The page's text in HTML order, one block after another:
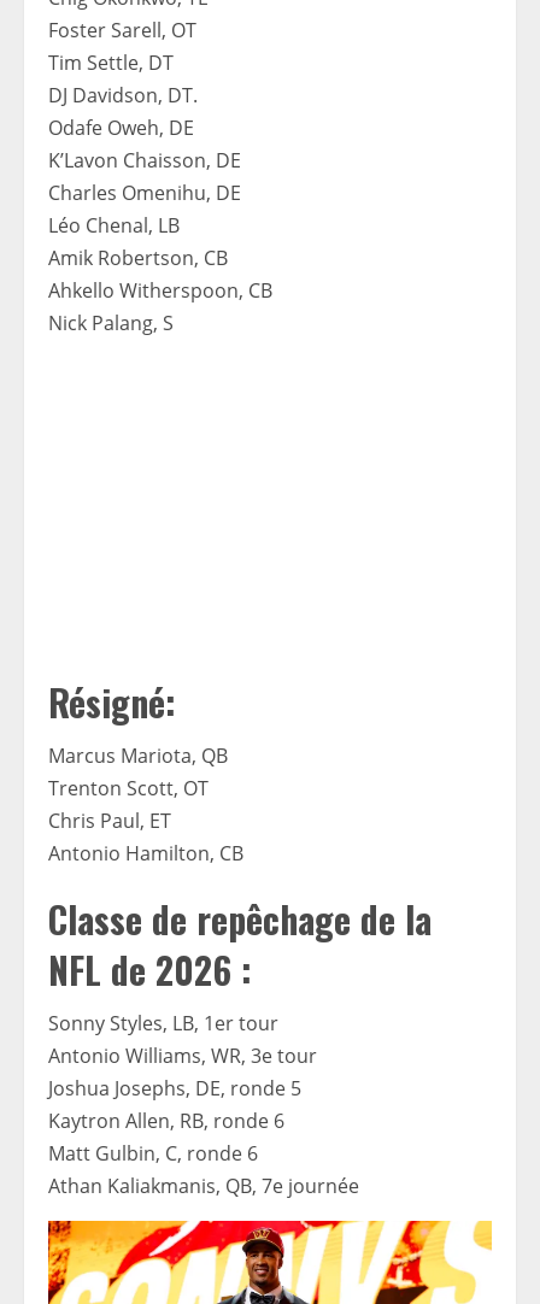
Foster Sarell, OT
Tim Settle, DT
DJ Davidson, DT.
Odafe Oweh, DE
K’Lavon Chaisson, DE
Charles Omenihu, DE
Léo Chenal, LB
Amik Robertson, CB
Ahkello Witherspoon, CB
Nick Palang, S
Résigné:
Marcus Mariota, QB
Trenton Scott, OT
Chris Paul, ET
Antonio Hamilton, CB
Classe de repêchage de la
NFL de 2026 :
Sonny Styles, LB, 1er tour
Antonio Williams, WR, 3e tour
Joshua Josephs, DE, ronde 5
Kaytron Allen, RB, ronde 6
Matt Gulbin, C, ronde 6
Athan Kaliakmanis, QB, 7e journée